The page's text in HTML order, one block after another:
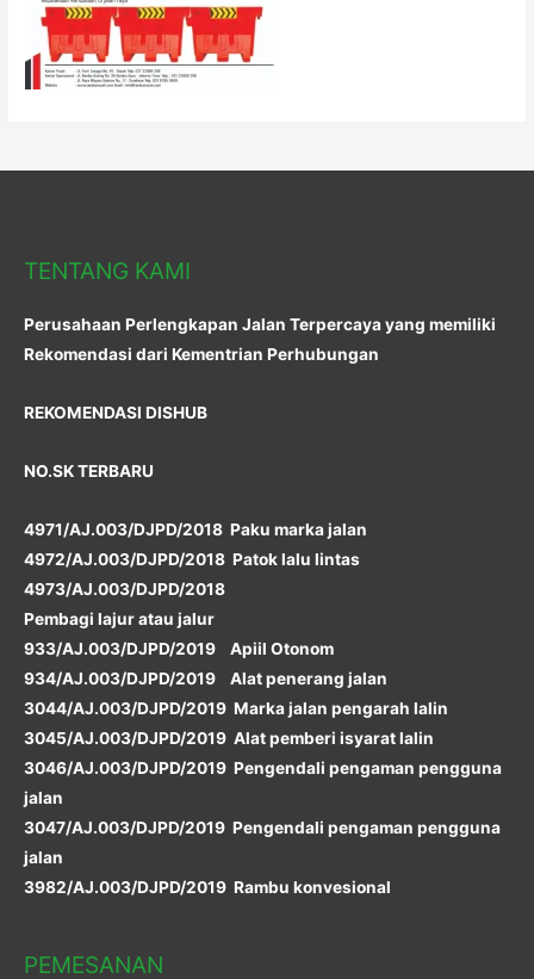
TENTANG KAMI
Perusahaan Perlengkapan Jalan Terpercaya yang memiliki
Rekomendasi dari Kementrian Perhubungan
REKOMENDASI DISHUB
NO.SK TERBARU
4971/AJ.003/DJPD/2018 Paku marka jalan
4972/AJ.003/DJPD/2018 Patok lalu lintas
4973/AJ.003/DJPD/2018
Pembagi lajur atau jalur
933/AJ.003/DJPD/2019 Apiil Otonom
934/AJ.003/DJPD/2019 Alat penerang jalan
3044/AJ.003/DJPD/2019 Marka jalan pengarah lalin
3045/AJ.003/DJPD/2019 Alat pemberi isyarat lalin
3046/AJ.003/DJPD/2019 Pengendali pengaman pengguna
jalan
3047/AJ.003/DJPD/2019 Pengendali pengaman pengguna
jalan
3982/AJ.003/DJPD/2019 Rambu konvesional
PEMESANAN